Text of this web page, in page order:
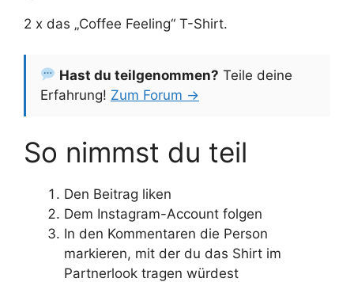
2 x das „Coffee Feeling“ T-Shirt.
Hast du teilgenommen? Teile deine
Erfahrung! Zum Forum →
So nimmst du teil
Den Beitrag liken
Dem Instagram-Account folgen
In den Kommentaren die Person
markieren, mit der du das Shirt im
Partnerlook tragen würdest